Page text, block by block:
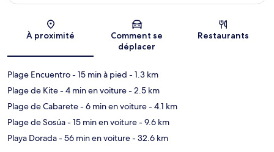
Carte
À proximité
Comment se
déplacer
Restaurants
Plage Encuentro- 15 min à pied - 1.3 km
Plage de Kite- 4 min en voiture- 2.5 km
Plage de Cabarete- 6 min en voiture- 4.1 km
Plage de Sosúa- 15 min en voiture- 9.6 km
Playa Dorada- 56 min en voiture- 32.6 km